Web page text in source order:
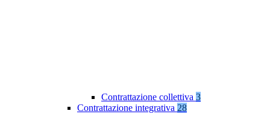
Contrattazione collettiva 3
Contrattazione integrativa 28